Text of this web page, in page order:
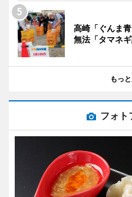
高崎「ぐんま
無法「タマネ
もっ
フォト